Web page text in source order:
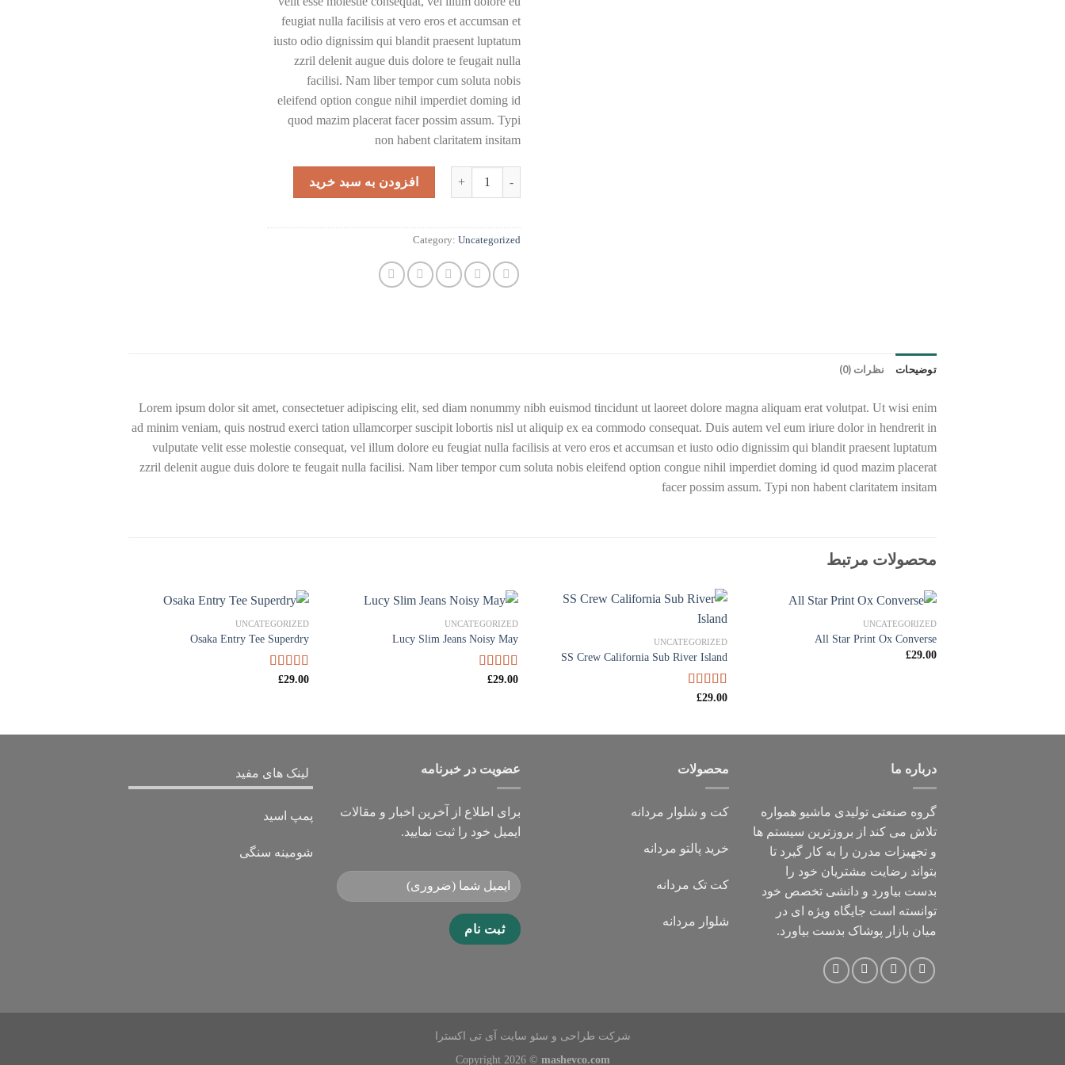
feugiat nulla facilisis at vero eros et accumsan et
iusto odio dignissim qui blandit praesent luptatum
zzril delenit augue duis dolore te feugait nulla
facilisi. Nam liber tempor cum soluta nobis
eleifend option congue nihil imperdiet doming id
quod mazim placerat facer possim assum. Typi
non habent claritatem insitam
Weekend Wine Course عدد
افزودن به سبد خرید
Category: Uncategorized
توضیحات نظرات (0)
Lorem ipsum dolor sit amet, consectetuer adipiscing elit, sed diam nonummy nibh euismod tincidunt ut laoreet dolore magna aliquam erat volutpat. Ut wisi enim
ad minim veniam, quis nostrud exerci tation ullamcorper suscipit lobortis nisl ut aliquip ex ea commodo consequat. Duis autem vel eum iriure dolor in hendrerit in
vulputate velit esse molestie consequat, vel illum dolore eu feugiat nulla facilisis at vero eros et accumsan et iusto odio dignissim qui blandit praesent luptatum
zzril delenit augue duis dolore te feugait nulla facilisi. Nam liber tempor cum soluta nobis eleifend option congue nihil imperdiet doming id quod mazim placerat
facer possim assum. Typi non habent claritatem insitam
محصولات مرتبط
UNCATEGORIZED
All Star Print Ox Converse
£29.00
UNCATEGORIZED
SS Crew California Sub River Island
امتیاز£29.00
UNCATEGORIZED
Lucy Slim Jeans Noisy May
امتیاز£29.00
UNCATEGORIZED
Osaka Entry Tee Superdry
امتیاز£29.00
درباره ما
گروه صنعتی تولیدی ماشیو همواره
تلاش می کند از بروزترین سیستم ها
و تجهیزات مدرن را به کار گیرد تا
بتواند رضایت مشتریان خود را
بدست بیاورد و دانشی تخصص خود
توانسته است جایگاه ویژه ای در
میان بازار پوشاک بدست بیاورد.
محصولات
کت و شلوار مردانه
خرید پالتو مردانه
کت تک مردانه
شلوار مردانه
عضویت در خبرنامه
برای اطلاع از آخرین اخبار و مقالات
ایمیل خود را ثبت نمایید.
لینک های مفید
پمپ اسید
شومینه سنگی
شرکت طراحی و سئو سایت آی تی اکسترا
Copyright 2026 © mashevco.com